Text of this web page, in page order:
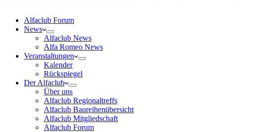
Alfaclub Forum
News
Alfaclub News
Alfa Romeo News
Veranstaltungen
Kalender
Rückspiegel
Der Alfaclub
Über uns
Alfaclub Regionaltreffs
Alfaclub Baureihenübersicht
Alfaclub Mitgliedschaft
Alfaclub Forum